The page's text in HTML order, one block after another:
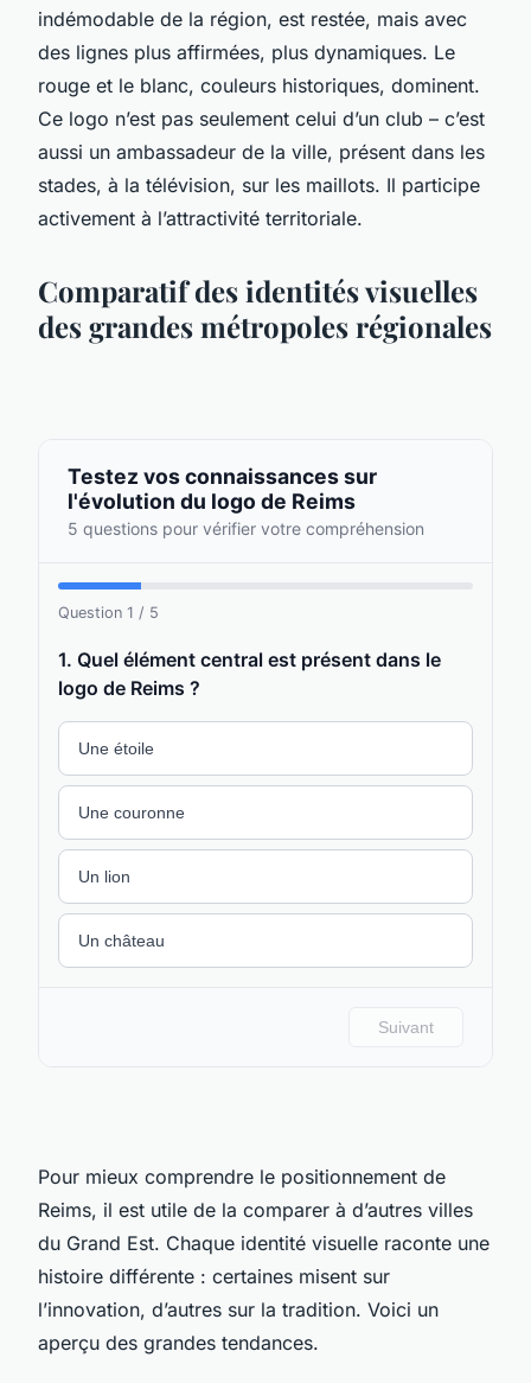
indémodable de la région, est restée, mais avec
des lignes plus affirmées, plus dynamiques. Le
rouge et le blanc, couleurs historiques, dominent.
Ce logo n’est pas seulement celui d’un club – c’est
aussi un ambassadeur de la ville, présent dans les
stades, à la télévision, sur les maillots. Il participe
activement à l’attractivité territoriale.
Comparatif des identités visuelles
des grandes métropoles régionales
Pour mieux comprendre le positionnement de
Reims, il est utile de la comparer à d’autres villes
du Grand Est. Chaque identité visuelle raconte une
histoire différente : certaines misent sur
l’innovation, d’autres sur la tradition. Voici un
aperçu des grandes tendances.